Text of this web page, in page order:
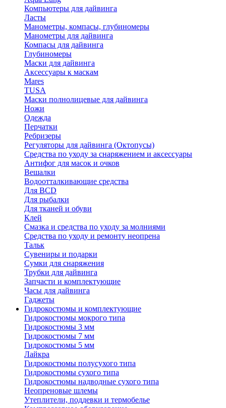
Компьютеры для дайвинга
Ласты
Манометры, компасы, глубиномеры
Манометры для дайвинга
Компасы для дайвинга
Глубиномеры
Маски для дайвинга
Аксессуары к маскам
Mares
TUSA
Маски полнолицевые для дайвинга
Ножи
Одежда
Перчатки
Ребризеры
Регуляторы для дайвинга (Октопусы)
Средства по уходу за снаряжением и аксессуары
Антифог для масок и очков
Вешалки
Водоотталкивающие средства
Для BCD
Для рыбалки
Для тканей и обуви
Клей
Смазка и средства по уходу за молниями
Средства по уходу и ремонту неопрена
Тальк
Сувениры и подарки
Сумки для снаряжения
Трубки для дайвинга
Запчасти и комплектующие
Часы для дайвинга
Гаджеты
Гидрокостюмы и комплектующие
Гидрокостюмы мокрого типа
Гидрокостюмы 3 мм
Гидрокостюмы 7 мм
Гидрокостюмы 5 мм
Лайкра
Гидрокостюмы полусухого типа
Гидрокостюмы сухого типа
Гидрокостюмы надводные сухого типа
Неопреновые шлемы
Утеплители, поддевки и термобелье